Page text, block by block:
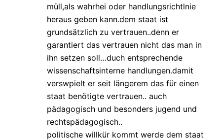
müll,als wahrhei oder handlungsrichtlnie
heraus geben kann.dem staat ist
grundsätzlich zu vertrauen..denn er
garantiert das vertrauen nicht das man in
ihn setzen soll…duch entsprechende
wissenschaftsinterne handlungen.damit
verswpielt er seit längerem das für einen
staat benötigte vertrauen.. auch
pädagogisch und besonders jugend und
rechtspädagogisch..
politische willkür kommt werde dem staat